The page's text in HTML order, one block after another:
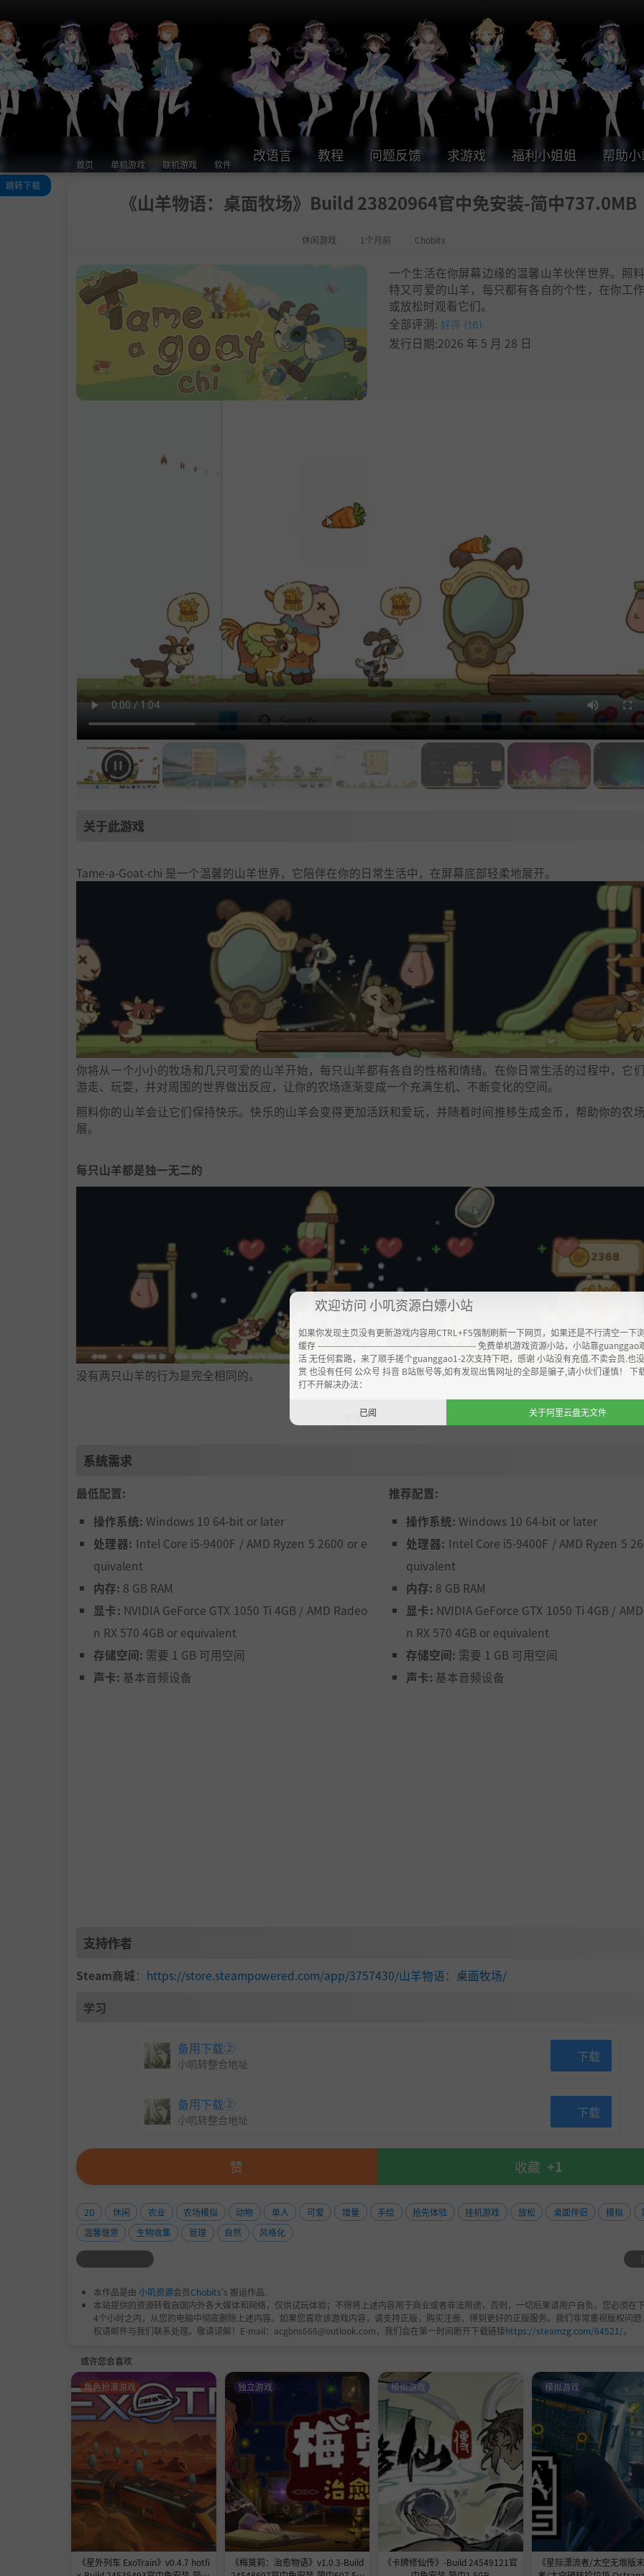
首页 单机游戏 联机游戏 软件
改语言 教程 问题反馈 求游戏 福利小姐姐 帮助
《山羊物语：桌面牧场》Build 23820964官中免安装-简中737.0MB
休闲游戏 1个月前 Chobits
跳转下载
一个生活在你屏幕边缘的温馨山羊伙伴世界。照
特又可爱的山羊，每只都有各自的个性，在你工
或放松时观看它们。
全部评测: 好评 (16)
发行日期:2026 年 5 月 28 日
关于此游戏
Tame-a-Goat-chi 是一个温馨的山羊世界，它陪伴在你的日常生活中，在屏幕底部轻柔地展开。
你将从一个小小的牧场和几只可爱的山羊开始，每只山羊都有各自的性格和情绪。在你日常生活的过程中，它
游走、玩耍，并对周围的世界做出反应，让你的农场逐渐变成一个充满生机、不断变化的空间。
照料你的山羊会让它们保持快乐。快乐的山羊会变得更加活跃和爱玩，并随着时间推移生成金币，帮助你的农
展。
每只山羊都是独一无二的
没有两只山羊的行为是完全相同的。
每只山羊都有自己独特的性格、偏好和情绪节奏。有的温顺又亲人，有的活泼又充满活力，而它们都会对玩具
音乐以及关注作出不同的反应。你越用心照料，它们的个性就会展现得越丰富。
打造属于你的生机牧场
照料你的山羊会随着时间产生金币。这些金币可以用来扩展你的农场、解锁新的山羊，并提升整体游戏体验。你
雇佣助手，帮助照顾你的羊群并自动完成日常任务。
牧场里的生活充满了惊喜。
你的山羊可以参与有趣的迷你游戏和轻松的挑战。也可能会发生意想不到的事件，比如一只山羊DJ带领大家开起
为日常生活而设计
牧场在你工作、学习或放松时，静静地生活在屏幕的底部。
你可以随时回来照料你的山羊、收集金币，并观察你的农场在一天中自然地不断发展变化。
• 温馨的下半屏牧场：一个平静的山羊世界，成为你日常屏幕空间的一部分
• 独特的山羊个性：每只山羊都会以自己独特的方式行动
• 迷你游戏与挑战：山羊们会参与轻松有趣的活动
• 欢乐惊喜事件：意想不到的时刻带来混乱与欢乐
• 不断发展的山羊农场：通过山羊、玩具、物件和帮手来扩建你的农场
▼▼展开阅读
系统需求
最低配置:
操作系统: Windows 10 64-bit or later
处理器: Intel Core i5-9400F / AMD Ryzen 5 2600 or e
quivalent
内存: 8 GB RAM
显卡: NVIDIA GeForce GTX 1050 Ti 4GB / AMD Radeo
n RX 570 4GB or equivalent
存储空间: 需要 1 GB 可用空间
声卡: 基本音频设备
推荐配置:
操作系统: Windows 10 64-bit or later
处理器: Intel Core i5-9400F / AMD Ryzen 5
quivalent
内存: 8 GB RAM
显卡: NVIDIA GeForce GTX 1050 Ti 4GB /
n RX 570 4GB or equivalent
存储空间: 需要 1 GB 可用空间
声卡: 基本音频设备
支持作者
Steam商城： https://store.steampowered.com/app/3757430/山羊物语：桌面牧场/
学习
备用下载②
小叽转整合地址 下载
备用下载②
小叽转整合地址 下载
赞 收藏 +1
2D 休闲 农业 农场模拟 动物 单人 可爱 增量 手绘 抢先体验 挂机游戏 放松 桌面伴侣 模拟
温馨惬意
生物收集 管理 自然 风格化
本作品是由 小叽资源会员Chobits's 搬运作品.
本站提供的资源转载自国内外各大媒体和网络，仅供试玩体验；不得将上述内容用于商业或者非法用途，否则，一切后果请用户自负。您必须在
4个小时之内，从您的电脑中彻底删除上述内容。如果您喜欢该游戏内容，请支持正版，购买注册，得到更好的正版服务。我们非常重视版权问题
权请邮件与我们联系处理。敬请谅解！E-mail：acgbns666@outlook.com，我们会在第一时间断开下载链接https://steamzg.com/64521/。
或许您会喜欢
《星外列车 ExoTrain》v0.4.7 hotfi
角色扮演游戏
《梅莫莉：治愈物语》v1.0.3-Build
独立游戏
《卡牌修仙传》-Build 24549121官
模拟游戏
《星际漂流者/太空无垠版
模拟游戏
欢迎访问 小叽资源白嫖小站
如果你发现主页没有更新游戏内容用CTRL+F5强制刷新一下网页，如果还是不行清空一下
缓存 ------------------------------------------------------- 免费单机游戏资源小站，小站靠guanggao
活 无任何套路，来了顺手搓个guanggao1-2次支持下吧，感谢 小站没有充值.不卖会员.也
赏 也没有任何 公众号 抖音 B站账号等,如有发现出售网址的全部是骗子,请小伙们谨慎！ 下
打不开解决办法：
已阅 关于阿里云盘无文件